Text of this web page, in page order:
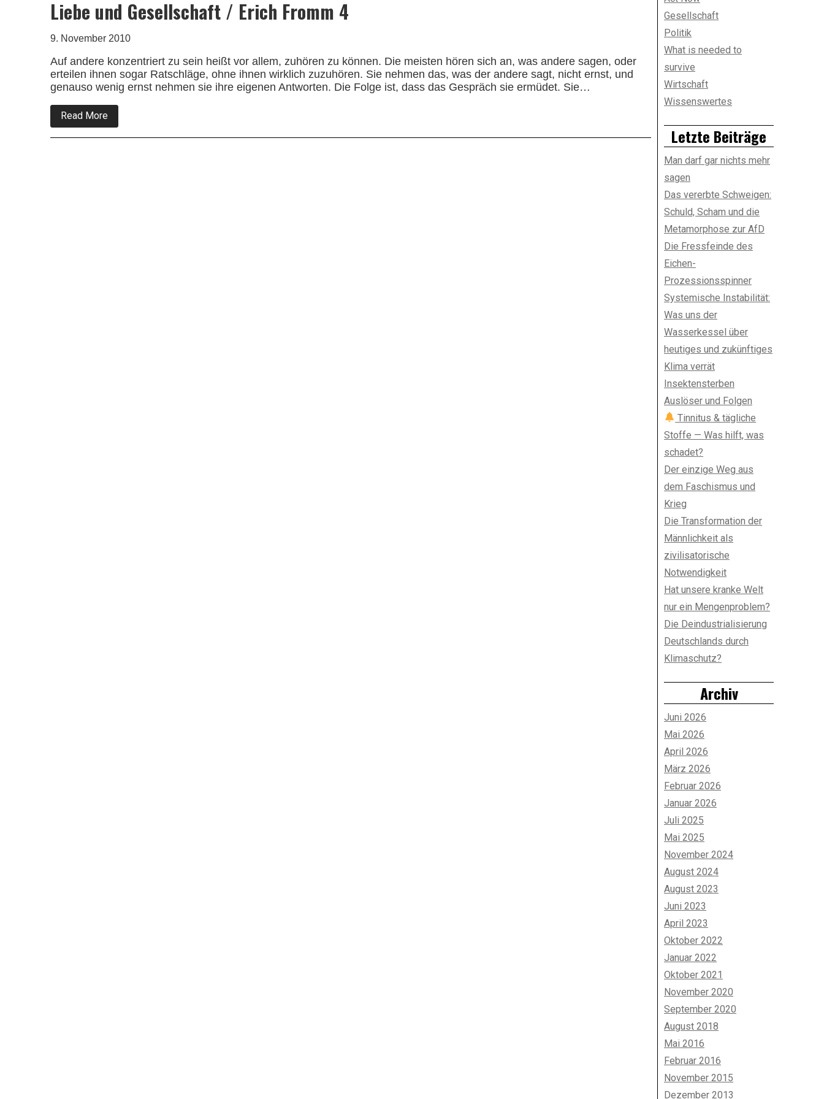
Liebe und Gesellschaft / Erich Fromm 4
9. November 2010
Auf andere konzentriert zu sein heißt vor allem, zuhören zu können. Die meisten hören sich an, was andere sagen, oder
erteilen ihnen sogar Ratschläge, ohne ihnen wirklich zuzuhören. Sie nehmen das, was der andere sagt, nicht ernst, und
genauso wenig ernst nehmen sie ihre eigenen Antworten. Die Folge ist, dass das Gespräch sie ermüdet. Sie…
Read More
Liebe
und
Gesellschaft
Politik
What is needed to
survive
Wirtschaft
Wissenswertes
Letzte Beiträge
Man darf gar nichts mehr
sagen
Das vererbte Schweigen:
Schuld, Scham und die
Metamorphose zur AfD
Die Fressfeinde des
Eichen-
Prozessionsspinner
Systemische Instabilität:
Was uns der
Wasserkessel über
heutiges und zukünftiges
Klima verrät
Insektensterben
Auslöser und Folgen
Tinnitus & tägliche
Stoffe — Was hilft, was
schadet?
Der einzige Weg aus
dem Faschismus und
Krieg
Die Transformation der
Männlichkeit als
zivilisatorische
Notwendigkeit
Hat unsere kranke Welt
nur ein Mengenproblem?
Die Deindustrialisierung
Deutschlands durch
Klimaschutz?
Archiv
Juni 2026
Mai 2026
April 2026
März 2026
Februar 2026
Januar 2026
Juli 2025
Mai 2025
November 2024
August 2024
August 2023
Juni 2023
April 2023
Oktober 2022
Januar 2022
Oktober 2021
November 2020
September 2020
August 2018
Mai 2016
Februar 2016
November 2015
Dezember 2013